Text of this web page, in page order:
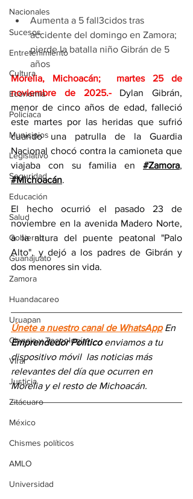
Nacionales
Sucesos
Entretenimiento
Cultura
Economía
Policíaca
Municipios
Legislativo
Seguridad
Educación
Salud
Gobierno
Guanajuato
Zamora
Huandacareo
Uruapan
Ciencia y Tecnología
Viral
Justicia
Zitácuaro
México
Chismes políticos
AMLO
Universidad
Aumenta a 5 fall3cidos tras
accidente del domingo en Zamora;
pierde la batalla niño Gibrán de 5
años
Morelia, Michoacán;  martes 25 de
noviembre de 2025.- Dylan Gibrán,
menor de cinco años de edad, falleció
este martes por las heridas que sufrió
cuando una patrulla de la Guardia
Nacional chocó contra la camioneta que
viajaba con su familia en #Zamora
#Michoacán.
El hecho ocurrió el pasado 23 de
noviembre en la avenida Madero Norte,
a la altura del puente peatonal "Palo
Alto", y dejó a los padres de Gibrán y
dos menores sin vida.
Únete a nuestro canal de WhatsApp En
Emprendedor Político enviamos a tu
dispositivo móvil las noticias más
relevantes del día que ocurren en
Morelia y el resto de Michoacán.